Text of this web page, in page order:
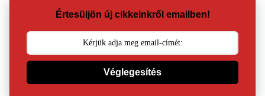
Értesüljön új cikkeinkről emailben!
Véglegesítés